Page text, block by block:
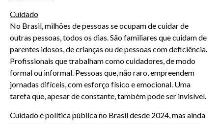
Cuidado
No Brasil, milhões de pessoas se ocupam de cuidar de
outras pessoas, todos os dias. São familiares que cuidam de
parentes idosos, de crianças ou de pessoas com deficiência.
Profissionais que trabalham como cuidadores, de modo
formal ou informal. Pessoas que, não raro, empreendem
jornadas difíceis, com esforço físico e emocional. Uma
tarefa que, apesar de constante, também pode ser invisível.
Cuidado é política pública no Brasil desde 2024, mas ainda